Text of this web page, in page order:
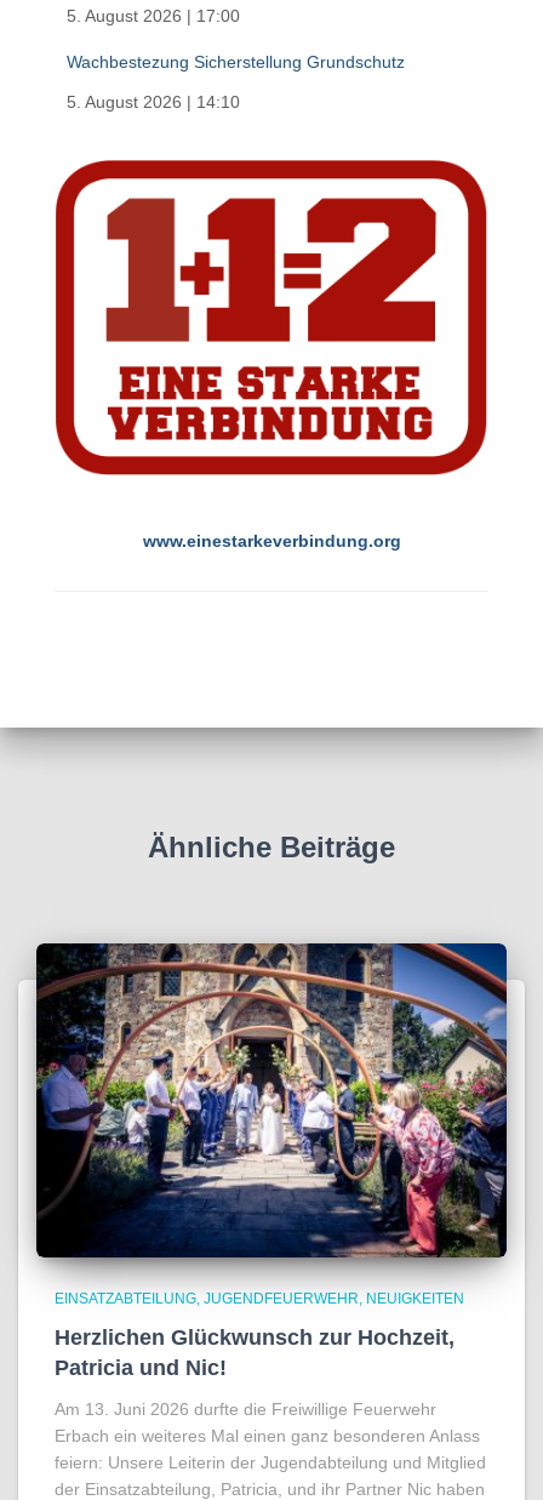
5. August 2026 | 17:00
Wachbestezung Sicherstellung Grundschutz
5. August 2026 | 14:10
www.einestarkeverbindung.org
Ähnliche Beiträge
EINSATZABTEILUNG JUGENDFEUERWEHR NEUIGKEITEN
Herzlichen Glückwunsch zur Hochzeit,
Patricia und Nic!
Am 13. Juni 2026 durfte die Freiwillige Feuerwehr
Erbach ein weiteres Mal einen ganz besonderen Anlass
feiern: Unsere Leiterin der Jugendabteilung und Mitglied
der Einsatzabteilung, Patricia, und ihr Partner Nic haben